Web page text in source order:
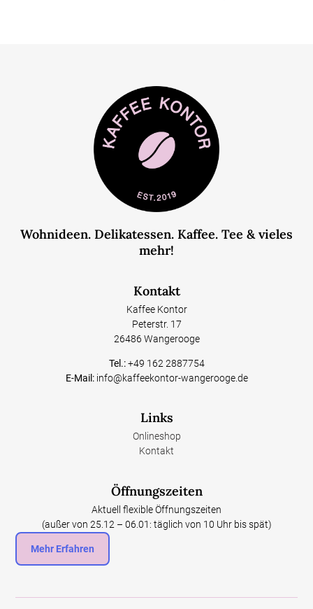
Wohnideen. Delikatessen. Kaffee. Tee & vieles
mehr!
Kontakt
Kaffee Kontor
Peterstr. 17
26486 Wangerooge
Tel.: +49 162 2887754
E-Mail: info@kaffeekontor-wangerooge.de
Links
Onlineshop
Kontakt
Öffnungszeiten
Aktuell flexible Öffnungszeiten
(außer von 25.12 – 06.01: täglich von 10 Uhr bis spät)
Mehr Erfahren